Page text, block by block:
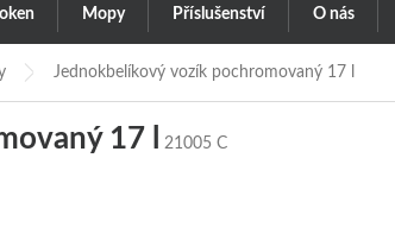
Mopy Příslušenství O nás
Jednokbelíkový vozík pochromovaný 17 l
17 l 21005 C